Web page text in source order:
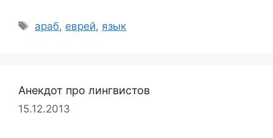
Метки
араб, еврей, язык
Анекдот про лингвистов
15.12.2013